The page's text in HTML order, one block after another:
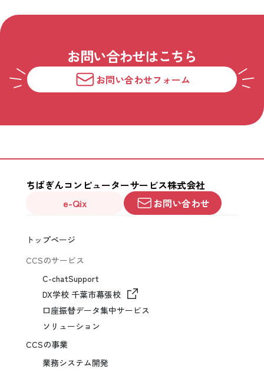
お問い合わせはこちら
お問い合わせフォーム
ちばぎんコンピューターサービス株式会社
e-Qix
お問い合わせ
トップページ
CCSのサービス
C-chatSupport
DX学校 千葉市幕張校
口座振替データ集中サービス
ソリューション
CCSの事業
業務システム開発